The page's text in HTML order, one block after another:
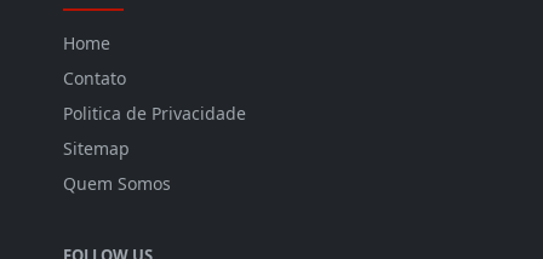
Home
Contato
Politica de Privacidade
Sitemap
Quem Somos